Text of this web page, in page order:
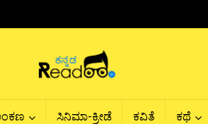
ಸಿನಿಮಾ-ಕ್ರೀಡೆ ಕವಿತೆ ಕಥೆ